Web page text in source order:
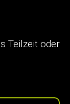
Teilzeit oder